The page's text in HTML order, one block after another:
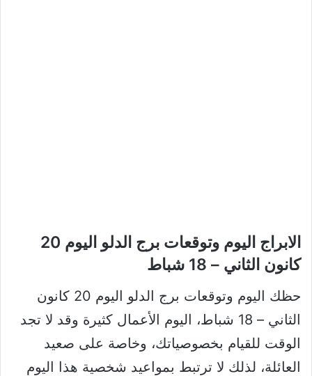
الابراج اليوم وتوقعات برج الدلو اليوم 20
كانون الثاني – 18 شباط
حظك اليوم وتوقعات برج الدلو اليوم 20 كانون
الثاني – 18 شباط، اليوم الأعمال كثيرة وقد لا تجد
الوقت للقيام بخصوصياتك، وخاصة على صعيد
العائلة، لذلك لا ترتبط بمواعيد شخصية هذا اليوم